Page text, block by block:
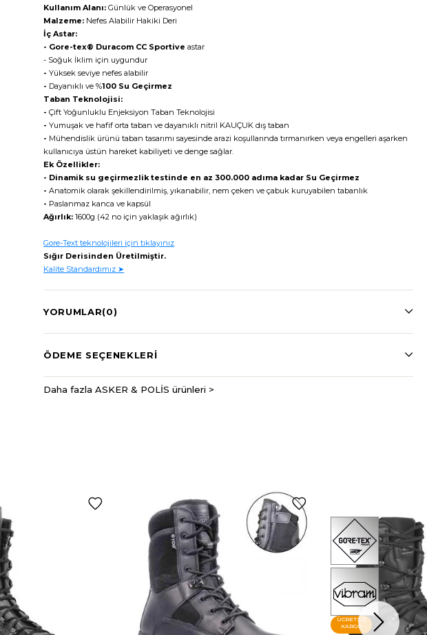
Kullanım Alanı:Günlük ve Operasyonel
Malzeme: Nefes Alabilir Hakiki Deri
İç Astar:
- Gore-tex® Duracom CC Sportiveastar
- Soğuk İklim için uygundur
-Yüksek seviye nefes alabilir
- Dayanıklı ve %100 Su Geçirmez
Taban Teknolojisi:
-Çift Yoğunluklu Enjeksiyon Taban Teknolojisi
-Yumuşak ve hafif orta taban ve dayanıklı nitril KAUÇUK dış taban
- Mühendislik ürünü taban tasarımı sayesinde arazi koşullarında tırmanırken veya engelleri aşarken
kullanıcıya üstün hareket kabiliyeti ve denge sağlar.
Ek Özellikler:
- Dinamik su geçirmezlik testinde en az 300.000 adıma kadar Su Geçirmez
-Anatomik olarak şekillendirilmiş, yıkanabilir, nem çeken ve çabuk kuruyabilen tabanlık
- Paslanmaz kanca ve kapsül
Ağırlık:1600g (42 no için yaklaşık ağırlık)
Gore-Text teknolojileri için tıklayınız
Sığır Derisinden Üretilmiştir.
Kalite Standardımız ➤
YORUMLAR(0)
ÖDEME SEÇENEKLERI
Daha fazla ASKER & POLİS ürünleri >
ÜCRETSIZ
KARGO